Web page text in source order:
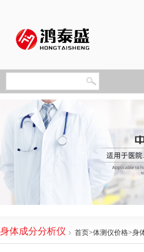
身体成分分析仪 首页>体测仪价格>身